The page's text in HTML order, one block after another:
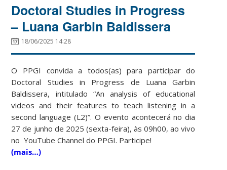
Doctoral Studies in Progress
– Luana Garbin Baldissera
18/06/2025 14:28
O PPGI convida a todos(as) para participar do
Doctoral Studies in Progress de Luana Garbin
Baldissera, intitulado “An analysis of educational
videos and their features to teach listening in a
second language (L2)”. O evento acontecerá no dia
27 de junho de 2025 (sexta-feira), às 09h00, ao vivo
no YouTube Channel do PPGI. Participe!
(mais…)